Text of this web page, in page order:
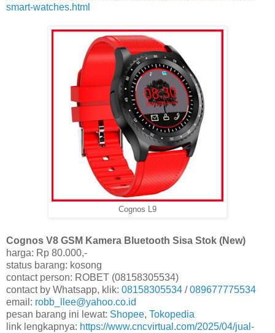
smart-watches.html
Cognos L9
Cognos V8 GSM Kamera Bluetooth Sisa Stok (New)
harga: Rp 80.000,-
status barang: kosong
contact person: ROBET (08158305534)
contact by Whatsapp, klik: 08158305534 / 089677775534
email: robb_llee@yahoo.co.id
pesan barang ini lewat: Shopee, Tokopedia
link lengkapnya: https://www.cncvirtual.com/2025/04/jual-